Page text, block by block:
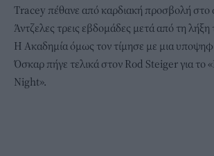
Τracey πέθανε από καρδιακή προσβολή στο
Άντζελες τρεις εβδομάδες μετά από τη
Η Ακαδημία όμως τον τίμησε με μια
Όσκαρ πήγε τελικά στον Rod Steiger για
Night».